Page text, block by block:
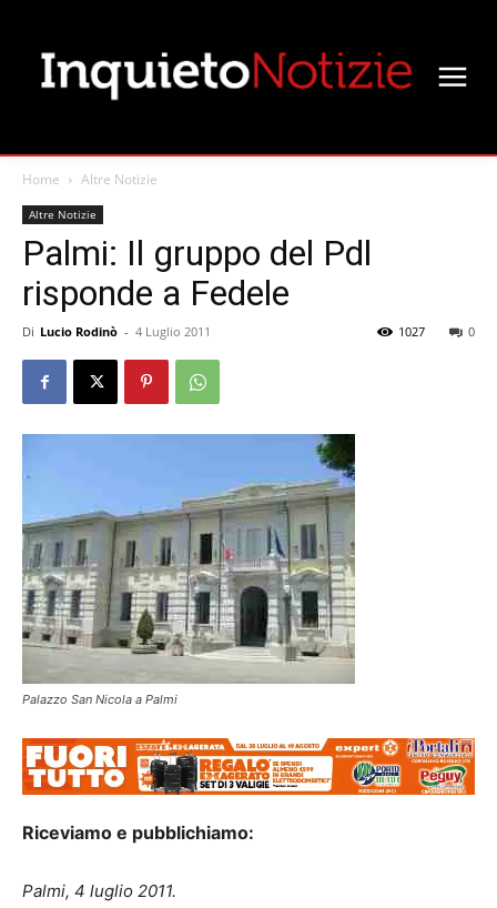
Home Altre Notizie
Altre Notizie
Palmi: Il gruppo del Pdl
risponde a Fedele
Di Lucio Rodinò - 4 Luglio 2011 0
1027
Palazzo San Nicola a Palmi
Riceviamo e pubblichiamo:
Palmi, 4 luglio 2011.